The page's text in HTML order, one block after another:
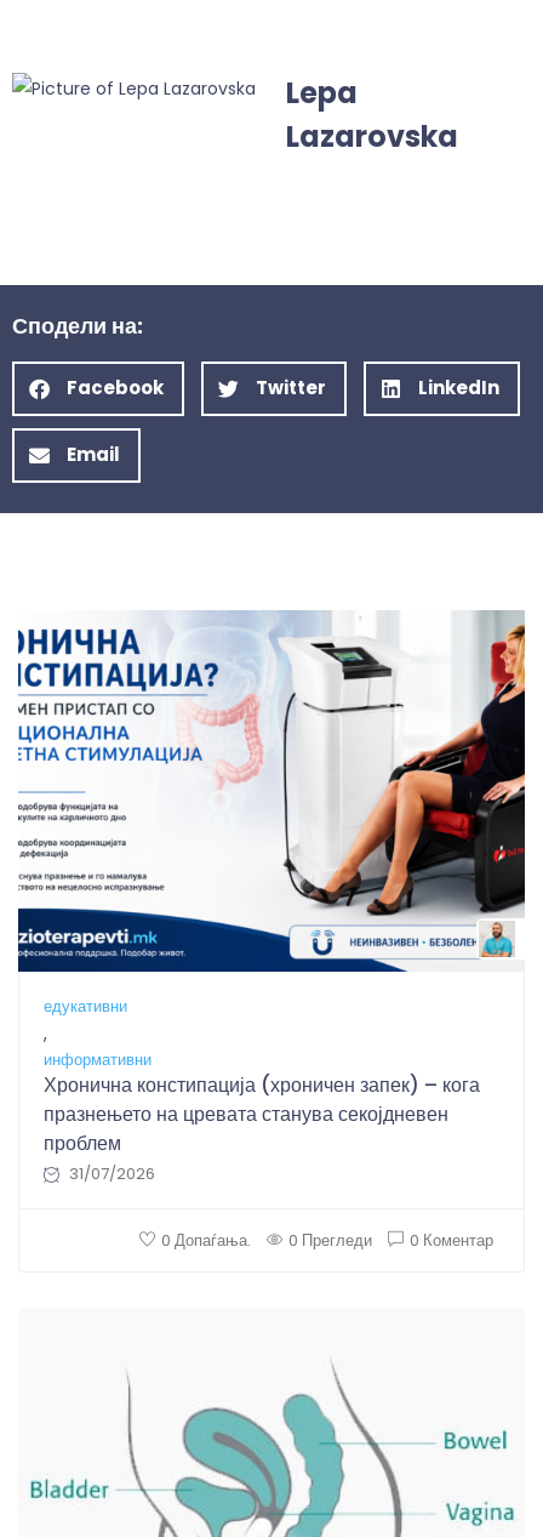
Lepa
Lazarovska
Сподели на:
Facebook Twitter LinkedIn
Email
едукативни
,
информативни
Хронична констипација (хроничен запек) – кога
празнењето на цревата станува секојдневен
проблем
31/07/2026
0 Допаѓања. 0 Прегледи 0 Коментар